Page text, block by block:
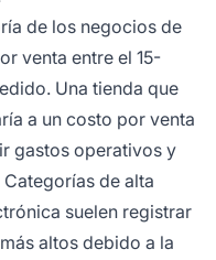
de los negocios de
venta entre el 15-
Una tienda que
a un costo por venta
gastos operativos y
de alta
suelen registrar
altos debido a la